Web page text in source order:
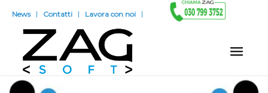
News Contatti Lavora con noi